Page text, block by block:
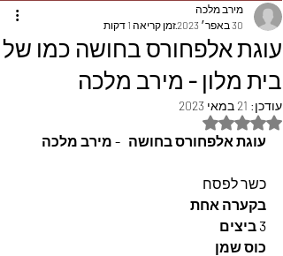
עוגת אלפחורס בחושה כמו של
בית מלון - מירב מלכה
מירב מלכה
30 באפר׳ 2023
זמן קריאה 1 דקות
עודכן: 21 במאי 2023
דירוג של NaN מתוך 5 כוכבים
עוגת אלפחורס בחושה   - מירב מלכה
כשר לפסח
בקערה אחת
3 ביצים
כוס שמן